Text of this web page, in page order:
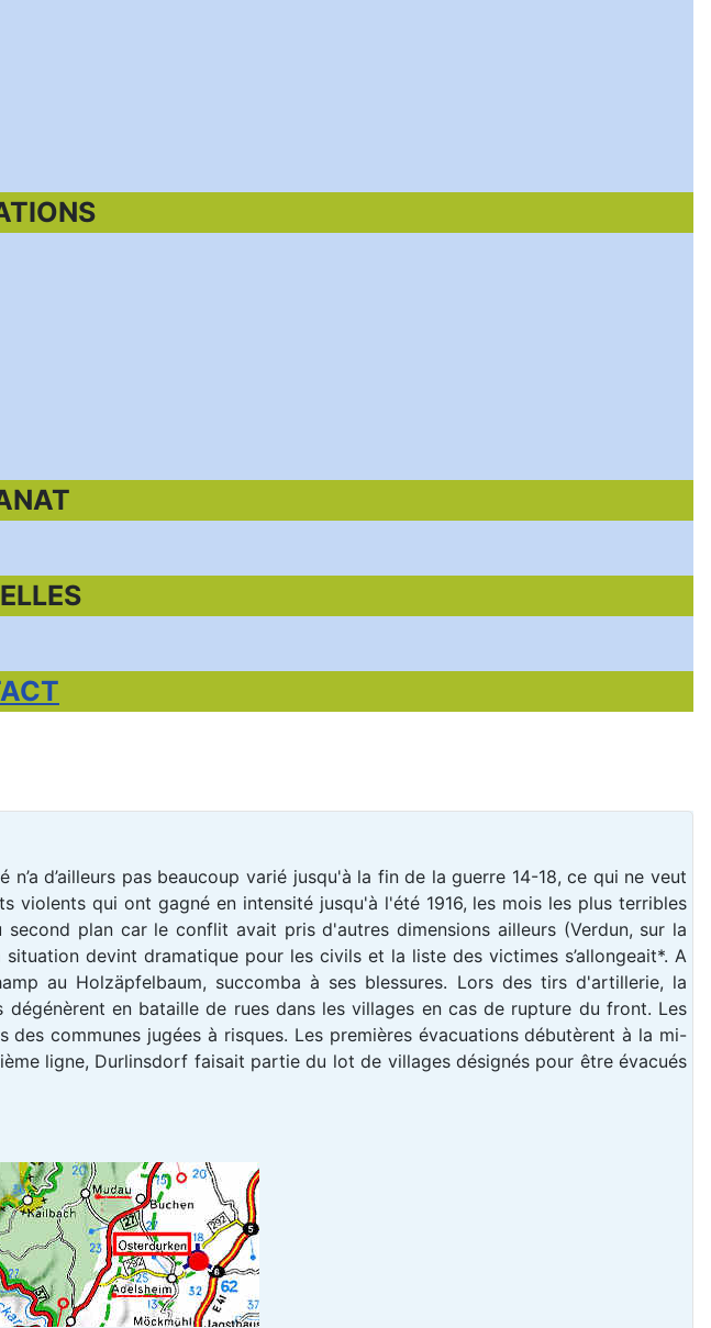
d’ailleurs pas beaucoup varié jusqu'à la fin de la guerre 14-18, ce qui ne veut
violents qui ont gagné en intensité jusqu'à l'été 1916, les mois les plus terribles
plan car le conflit avait pris d'autres dimensions ailleurs (Verdun, sur la
devint dramatique pour les civils et la liste des victimes s’allongeait*. A
au Holzäpfelbaum, succomba à ses blessures. Lors des tirs d'artillerie, la
en bataille de rues dans les villages en cas de rupture du front. Les
communes jugées à risques. Les premières évacuations débutèrent à la mi-
ligne, Durlinsdorf faisait partie du lot de villages désignés pour être évacués